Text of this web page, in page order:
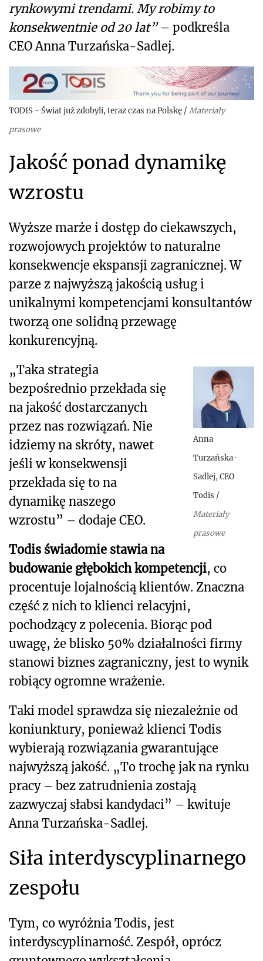
rynkowymi trendami. My robimy to
konsekwentnie od 20 lat”– podkreśla
CEO Anna Turzańska-Sadlej.
TODIS - Świat już zdobyli, teraz czas na Polskę/ Materiały
prasowe
Jakość ponad dynamikę
wzrostu
Wyższe marże i dostęp do ciekawszych,
rozwojowych projektów to naturalne
konsekwencje ekspansji zagranicznej. W
parze z najwyższą jakością usług i
unikalnymi kompetencjami konsultantów
tworzą one solidną przewagę
konkurencyjną.
Anna
Turzańska-
Sadlej, CEO
Todis /
Materiały
prasowe
„Taka strategia
bezpośrednio przekłada się
na jakość dostarczanych
przez nas rozwiązań. Nie
idziemy na skróty, nawet
jeśli w konsekwensji
przekłada się to na
dynamikę naszego
wzrostu” – dodaje CEO.
Todis świadomie stawia na
budowanie głębokich kompetencji, co
procentuje lojalnością klientów. Znaczna
część z nich to klienci relacyjni,
pochodzący z polecenia. Biorąc pod
uwagę, że blisko 50% działalności firmy
stanowi biznes zagraniczny, jest to wynik
robiący ogromne wrażenie.
Taki model sprawdza się niezależnie od
koniunktury, ponieważ klienci Todis
wybierają rozwiązania gwarantujące
najwyższą jakość. „To trochę jak na rynku
pracy – bez zatrudnienia zostają
zazwyczaj słabsi kandydaci” – kwituje
Anna Turzańska-Sadlej.
Siła interdyscyplinarnego
zespołu
Tym, co wyróżnia Todis, jest
interdyscyplinarność. Zespół, oprócz